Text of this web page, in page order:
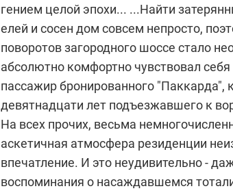
гением целой эпохи... ...Найти
елей и сосен дом совсем непросто,
поворотов загородного шоссе стало
абсолютно комфортно чувствовал
пассажир бронированного "Паккарда",
девятнадцати лет подъезжавшего к
На всех прочих, весьма
аскетичная атмосфера резиденции
впечатление. И это неудивительно -
воспоминания о насаждавшемся